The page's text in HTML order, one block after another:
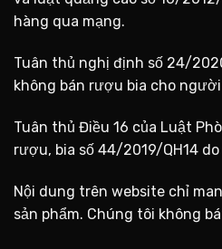
hàng qua mạng.
Tuân thủ nghị định số 24/
không bán rượu bia cho
Tuân thủ Điều 16 của Luật
rượu, bia số 44/2019/QH14
Nội dung trên website chỉ
sản phẩm. Chúng tôi không